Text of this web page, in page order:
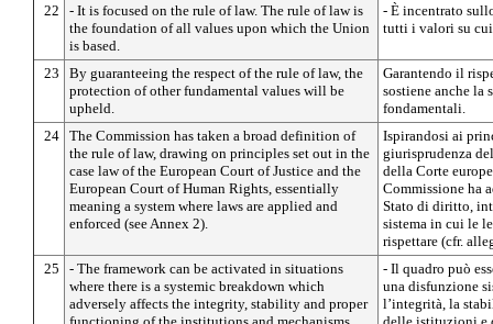
22
- It is focused on the rule of law. The rule of law is
the foundation of all values upon which the Union
is based.
- È incentrato
tutti i valori su cui
23
By guaranteeing the respect of the rule of law, the
protection of other fundamental values will be
upheld.
Garantendo il
sostiene anche
fondamentali.
24 The Commission has taken a broad definition of
the rule of law, drawing on principles set out in the
case law of the European Court of Justice and the
European Court of Human Rights, essentially
meaning a system where laws are applied and
enforced (see Annex 2).
Ispirandosi ai
giurisprudenza
della Corte
Commissione ha
Stato di diritto,
sistema in cui le
rispettare (cfr.
25
- The framework can be activated in situations
where there is a systemic breakdown which
adversely affects the integrity, stability and proper
- Il quadro può
una disfunzione
l’integrità, la